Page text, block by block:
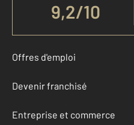
9,2/10
Offres d'emploi
Devenir franchisé
Entreprise et commerce